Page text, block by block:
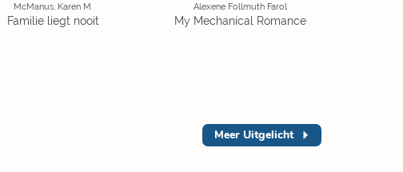
McManus, Karen M.
Familie liegt nooit
Alexene Follmuth Farol
My Mechanical Romance
Meer Uitgelicht